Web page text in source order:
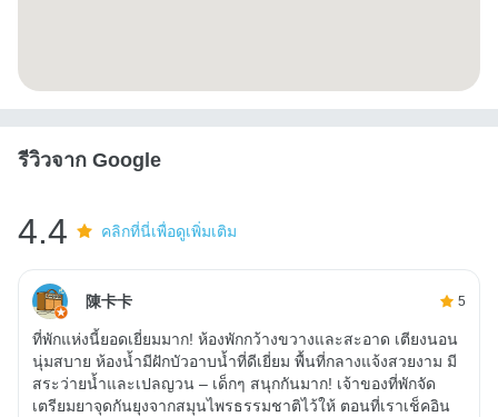
รีวิวจาก Google
4.4 คลิกที่นี่เพื่อดูเพิ่มเติม
陳卡卡 5
ที่พักแห่งนี้ยอดเยี่ยมมาก! ห้องพักกว้างขวางและสะอาด เตียงนอน
นุ่มสบาย ห้องน้ำมีฝักบัวอาบน้ำที่ดีเยี่ยม พื้นที่กลางแจ้งสวยงาม มี
สระว่ายน้ำและเปลญวน – เด็กๆ สนุกกันมาก! เจ้าของที่พักจัด
เตรียมยาจุดกันยุงจากสมุนไพรธรรมชาติไว้ให้ ตอนที่เราเช็คอิน